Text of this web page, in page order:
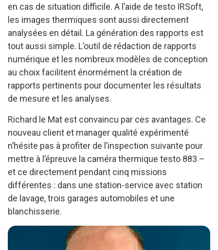
en cas de situation difficile. A l’aide de testo IRSoft,
les images thermiques sont aussi directement
analysées en détail. La génération des rapports est
tout aussi simple. L’outil de rédaction de rapports
numérique et les nombreux modèles de conception
au choix facilitent énormément la création de
rapports pertinents pour documenter les résultats
de mesure et les analyses.
Richard le Mat est convaincu par ces avantages. Ce
nouveau client et manager qualité expérimenté
n’hésite pas à profiter de l’inspection suivante pour
mettre à l’épreuve la caméra thermique testo 883 –
et ce directement pendant cinq missions
différentes : dans une station-service avec station
de lavage, trois garages automobiles et une
blanchisserie.